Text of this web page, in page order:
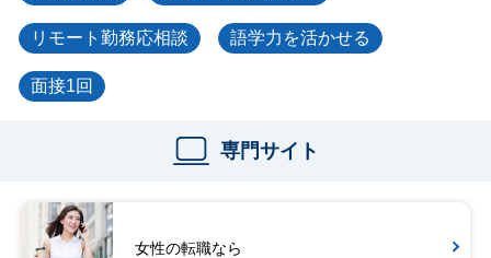
リモート勤務応相談 語学力を活かせる
面接1回
専門サイト
女性の転職なら